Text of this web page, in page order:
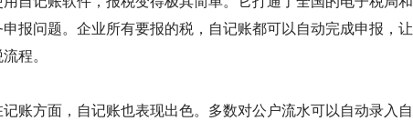
申报问题。企业所有要报的税，自记账都可以自动完成申报，
程。
记账方面，自记账也表现出色。多数对公户流水可以自动录入